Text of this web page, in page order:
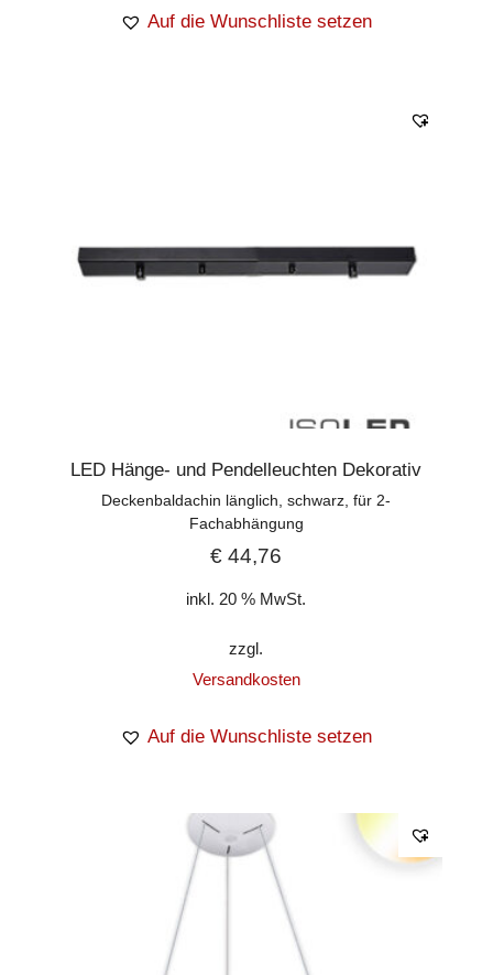
Auf die Wunschliste setzen
LED Hänge- und Pendelleuchten Dekorativ
Deckenbaldachin länglich, schwarz, für 2-
Fachabhängung
€ 44,76
inkl. 20 % MwSt.
zzgl.
Versandkosten
Auf die Wunschliste setzen